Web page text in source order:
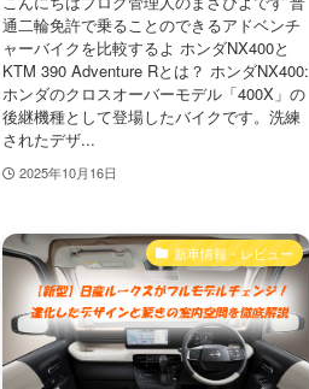
通二輪免許で乗ることのできるアドベンチ
ャーバイクを比較するよ ホンダNX400と
KTM 390 Adventure Rとは？ ホンダNX400:
ホンダのクロスオーバーモデル「400X」の
後継機種として登場したバイクです。洗練
されたデザ...
2025年10月16日
新車情報・レビュー